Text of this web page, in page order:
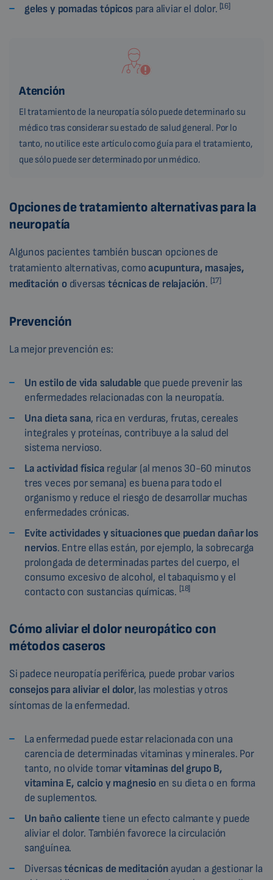
geles y pomadas tópicos para aliviar el dolor. [16]
Atención
El tratamiento de la neuropatía sólo puede determinarlo su
médico tras considerar su estado de salud general. Por lo
tanto, no utilice este artículo como guía para el tratamiento,
que sólo puede ser determinado por un médico.
Opciones de tratamiento alternativas para la
neuropatía
Algunos pacientes también buscan opciones de
tratamiento alternativas, comoacupuntura, masajes,
meditación o diversas técnicas de relajación. [17]
Prevención
La mejor prevención es:
Un estilo de vida saludable que puede prevenir las
enfermedades relacionadas con la neuropatía.
Una dieta sana, rica en verduras, frutas, cereales
integrales y proteínas, contribuye a la salud del
sistema nervioso.
La actividad física regular (al menos 30-60 minutos
tres veces por semana) es buena para todo el
organismo y reduce el riesgo de desarrollar muchas
enfermedades crónicas.
Evite actividades y situaciones que puedan dañar los
nervios. Entre ellas están, por ejemplo, la sobrecarga
prolongada de determinadas partes del cuerpo, el
consumo excesivo de alcohol, el tabaquismo y el
contacto con sustancias químicas. [18]
Cómo aliviar el dolor neuropático con
métodos caseros
Si padece neuropatía periférica, puede probar varios
consejos para aliviar el dolor, las molestias y otros
síntomas de la enfermedad.
La enfermedad puede estar relacionada con una
carencia de determinadas vitaminas y minerales. Por
tanto, no olvide tomarvitaminas del grupo B,
vitamina E, calcio y magnesio en su dieta o en forma
de suplementos.
Un baño calientetiene un efecto calmante y puede
aliviar el dolor. También favorece la circulación
sanguínea.
Diversastécnicas de meditación ayudan a gestionar la